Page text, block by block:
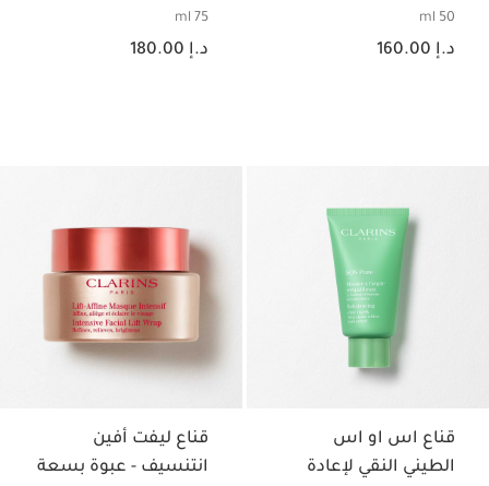
50 ml
السعر الحالي هو د.إ 160.00
د.إ 160.00
75 ml
السعر الحالي هو د.إ 180.00
د.إ 180.00
قناع اس او اس
الطيني النقي لإعادة
قناع ليفت أفين
انتنسيف - عبوة بسعة